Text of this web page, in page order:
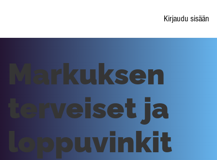
Kirjaudu sisään
Markuksen
terveiset ja
loppuvinkit